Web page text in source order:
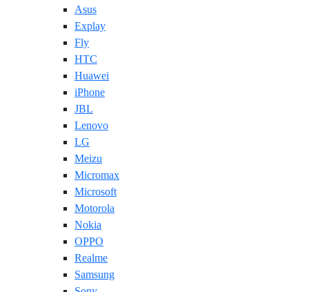
Asus
Explay
Fly
HTC
Huawei
iPhone
JBL
Lenovo
LG
Meizu
Micromax
Microsoft
Motorola
Nokia
OPPO
Realme
Samsung